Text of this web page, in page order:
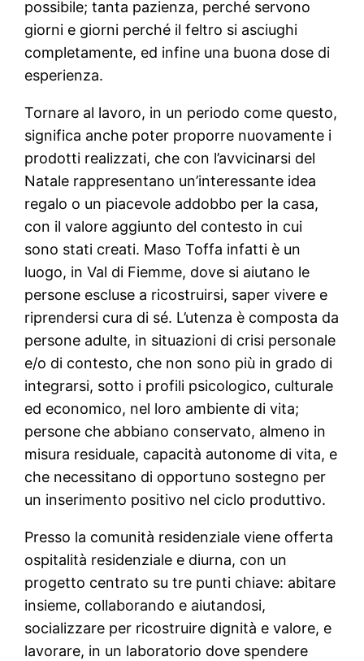
possibile; tanta pazienza, perché servono
giorni e giorni perché il feltro si asciughi
completamente, ed infine una buona dose di
esperienza.
Tornare al lavoro, in un periodo come questo,
significa anche poter proporre nuovamente i
prodotti realizzati, che con l’avvicinarsi del
Natale rappresentano un’interessante idea
regalo o un piacevole addobbo per la casa,
con il valore aggiunto del contesto in cui
sono stati creati. Maso Toffa infatti è un
luogo, in Val di Fiemme, dove si aiutano le
persone escluse a ricostruirsi, saper vivere e
riprendersi cura di sé. L’utenza è composta da
persone adulte, in situazioni di crisi personale
e/o di contesto, che non sono più in grado di
integrarsi, sotto i profili psicologico, culturale
ed economico, nel loro ambiente di vita;
persone che abbiano conservato, almeno in
misura residuale, capacità autonome di vita, e
che necessitano di opportuno sostegno per
un inserimento positivo nel ciclo produttivo.
Presso la comunità residenziale viene offerta
ospitalità residenziale e diurna, con un
progetto centrato su tre punti chiave: abitare
insieme, collaborando e aiutandosi,
socializzare per ricostruire dignità e valore, e
lavorare, in un laboratorio dove spendere